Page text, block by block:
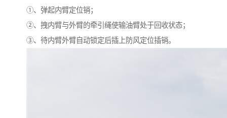
①、弹起内臂定位销；
②、拽内臂与外臂的牵引绳使输油臂处于回收状态；
③、待内臂外臂自动锁定后插上防风定位插销。